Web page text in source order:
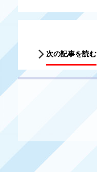
次の記事を読む